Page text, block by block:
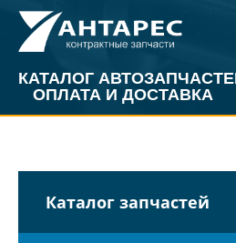
КАТАЛОГ
ОПЛАТА И ДОСТАВКА
Каталог запчастей